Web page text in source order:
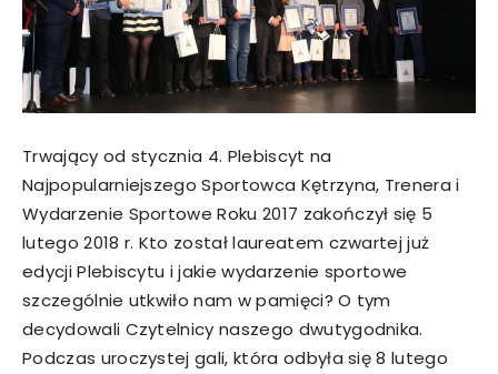
Trwający od stycznia 4. Plebiscyt na
Najpopularniejszego Sportowca Kętrzyna, Trenera i
Wydarzenie Sportowe Roku 2017 zakończył się 5
lutego 2018 r. Kto został laureatem czwartej już
edycji Plebiscytu i jakie wydarzenie sportowe
szczególnie utkwiło nam w pamięci? O tym
decydowali Czytelnicy naszego dwutygodnika.
Podczas uroczystej gali, która odbyła się 8 lutego